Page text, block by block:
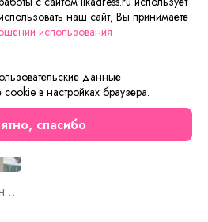
Рубашка мужская шотландка Премиум С Д/Р Арт. 5316
наш сайт, Вы принимаете
использования
данные
в настройках браузера.
спасибо